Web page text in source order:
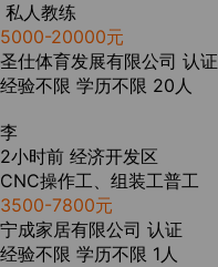
私人教练
5000-20000元
圣仕体育发展有限公司 认证
经验不限 学历不限 20人
李
2小时前 经济开发区
CNC操作工、组装工普工
3500-7800元
宁成家居有限公司 认证
经验不限 学历不限 1人